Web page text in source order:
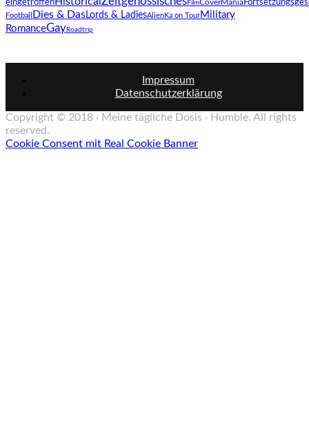
eingetroffen
FilmCoverMania
Football Dies & DasLords & LadiesAlienKa on TourMilitary
RomanceGayRoadtrip
Impressum
Datenschutzerklärung
Copyright © 2018 · Meine tägliche Dosis · Humble. All rights
reserved.
Cookie Consent mit Real Cookie Banner